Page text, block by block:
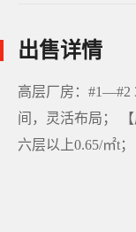
出售详情
高层厂房：#1—#2
间，灵活布局；
六层以上0.65/㎡t